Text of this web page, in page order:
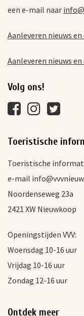
een e-mail naar
Aanleveren nieuws
Aanleveren nieuws
Volg ons!
Toeristische
Toeristische
e-mail
Noordenseweg 23a
2421 XW Nieuwkoop
Openingstijden VVV:
Woensdag 10-16 uur
Vrijdag 10-16 uur
Zondag 12-16 uur
Ontdek meer